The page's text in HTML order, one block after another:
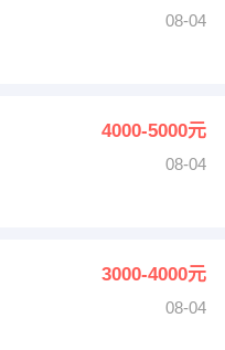
08-04
4000-5000元
08-04
3000-4000元
08-04